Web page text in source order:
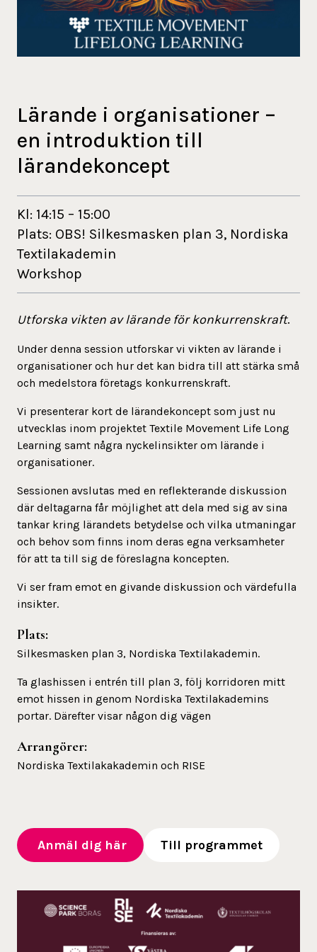
Lärande i organisationer –
en introduktion till
lärandekoncept
Kl: 14:15 – 15:00
Plats: OBS! Silkesmasken plan 3, Nordiska
Textilakademin
Workshop
Utforska vikten av lärande för konkurrenskraft.
Under denna session utforskar vi vikten av lärande i
organisationer och hur det kan bidra till att stärka små
och medelstora företags konkurrenskraft.
Vi presenterar kort de lärandekoncept som just nu
utvecklas inom projektet Textile Movement Life Long
Learning samt några nyckelinsikter om lärande i
organisationer.
Sessionen avslutas med en reflekterande diskussion
där deltagarna får möjlighet att dela med sig av sina
tankar kring lärandets betydelse och vilka utmaningar
och behov som finns inom deras egna verksamheter
för att ta till sig de föreslagna koncepten.
Vi ser fram emot en givande diskussion och värdefulla
insikter.
Plats:
Silkesmasken plan 3, Nordiska Textilakademin.
Ta glashissen i entrén till plan 3, följ korridoren mitt
emot hissen in genom Nordiska Textilakademins
portar. Därefter visar någon dig vägen
Arrangörer:
Nordiska Textilakakademin och RISE
Anmäl dig här Till programmet